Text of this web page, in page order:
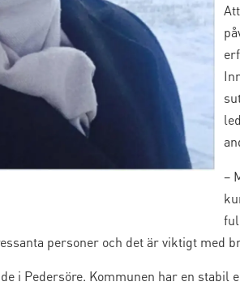
–
personer och det är viktigt med
i Pedersöre. Kommunen har en stabil